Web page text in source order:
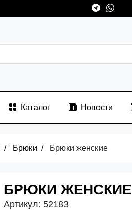
Каталог Новости
Брюки Брюки женские
БРЮКИ ЖЕНСКИЕ
Артикул: 52183